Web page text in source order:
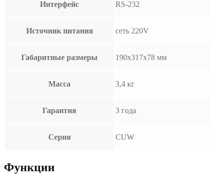
Интерфейс RS-232
Источник питания сеть 220V
Габаритные размеры 190х317х78 мм
Масса 3,4 кг
Гарантия 3 года
Серия CUW
Функции